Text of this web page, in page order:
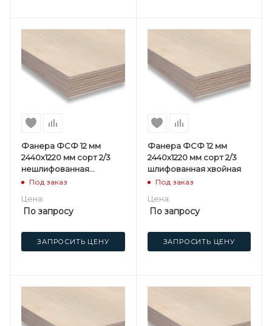
Фанера ФСФ 12 мм
2440х1220 мм сорт 2/3
нешлифованная
хвойная
Под заказ
Цена:
По запросу
ЗАПРОСИТЬ ЦЕНУ
Фанера ФСФ 12 мм
2440х1220 мм сорт 2/3
шлифованная хвойная
Под заказ
Цена:
По запросу
ЗАПРОСИТЬ ЦЕНУ